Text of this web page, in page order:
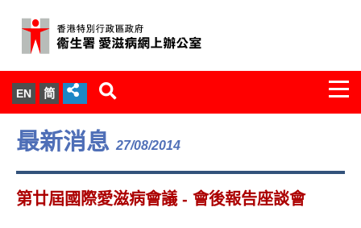
EN 简
關於我們
服務範圍
最新消息 27/08/2014
第廿屆國際愛滋病會議 - 會後報告座談會